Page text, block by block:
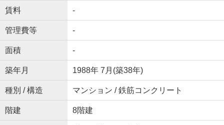
賃料 -
管理費等 -
面積 -
築年月 1988年 7月(築38年)
種別 / 構造 マンション / 鉄筋コンクリート
階建 8階建